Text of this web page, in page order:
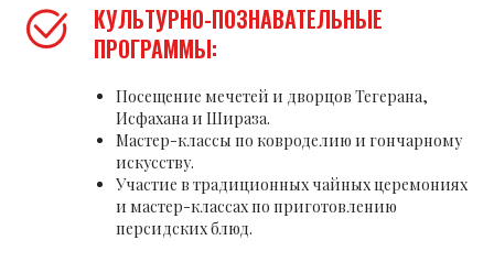
КУЛЬТУРНО-ПОЗНАВАТЕЛЬНЫЕ
ПРОГРАММЫ:
Посещение мечетей и дворцов Тегерана,
Исфахана и Шираза.
Мастер-классы по ковроделию и гончарному
искусству.
Участие в традиционных чайных церемониях
и мастер-классах по приготовлению
персидских блюд.